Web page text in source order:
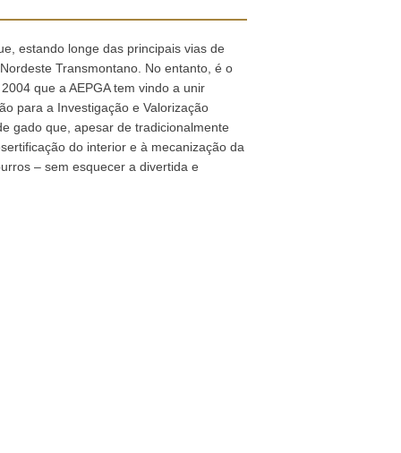
estando longe das principais vias de
Transmontano. No entanto, é o
que a AEPGA tem vindo a unir
para a Investigação e Valorização
gado que, apesar de tradicionalmente
do interior e à mecanização da
– sem esquecer a divertida e